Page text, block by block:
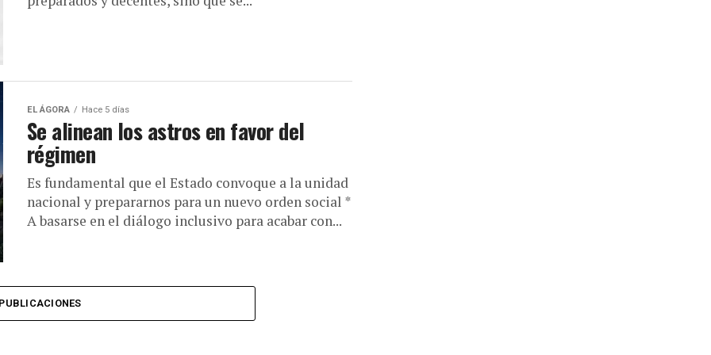
EL ÁGORA Hace 5 días
Se alinean los astros en favor del
régimen
Es fundamental que el Estado convoque a la unidad
nacional y prepararnos para un nuevo orden social *
A basarse en el diálogo inclusivo para acabar con...